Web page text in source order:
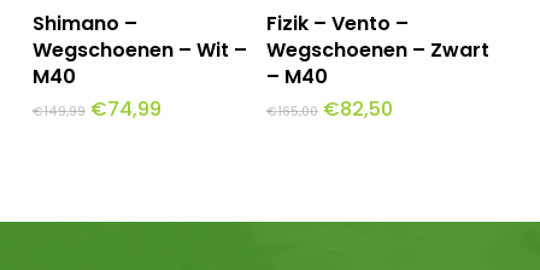
op
de
productpagina
op
de
productpagina
Toevoegen Aan
Winkelwagen
Shimano –
Wegschoenen – Wit –
M40
€149,99 Oorspronkelijke
€74,99Huidige
Toevoegen Aan
Winkelwagen
Fizik – Vento –
Wegschoenen – Zwart
– M40
€165,00 Oorspronkelijke
€82,50